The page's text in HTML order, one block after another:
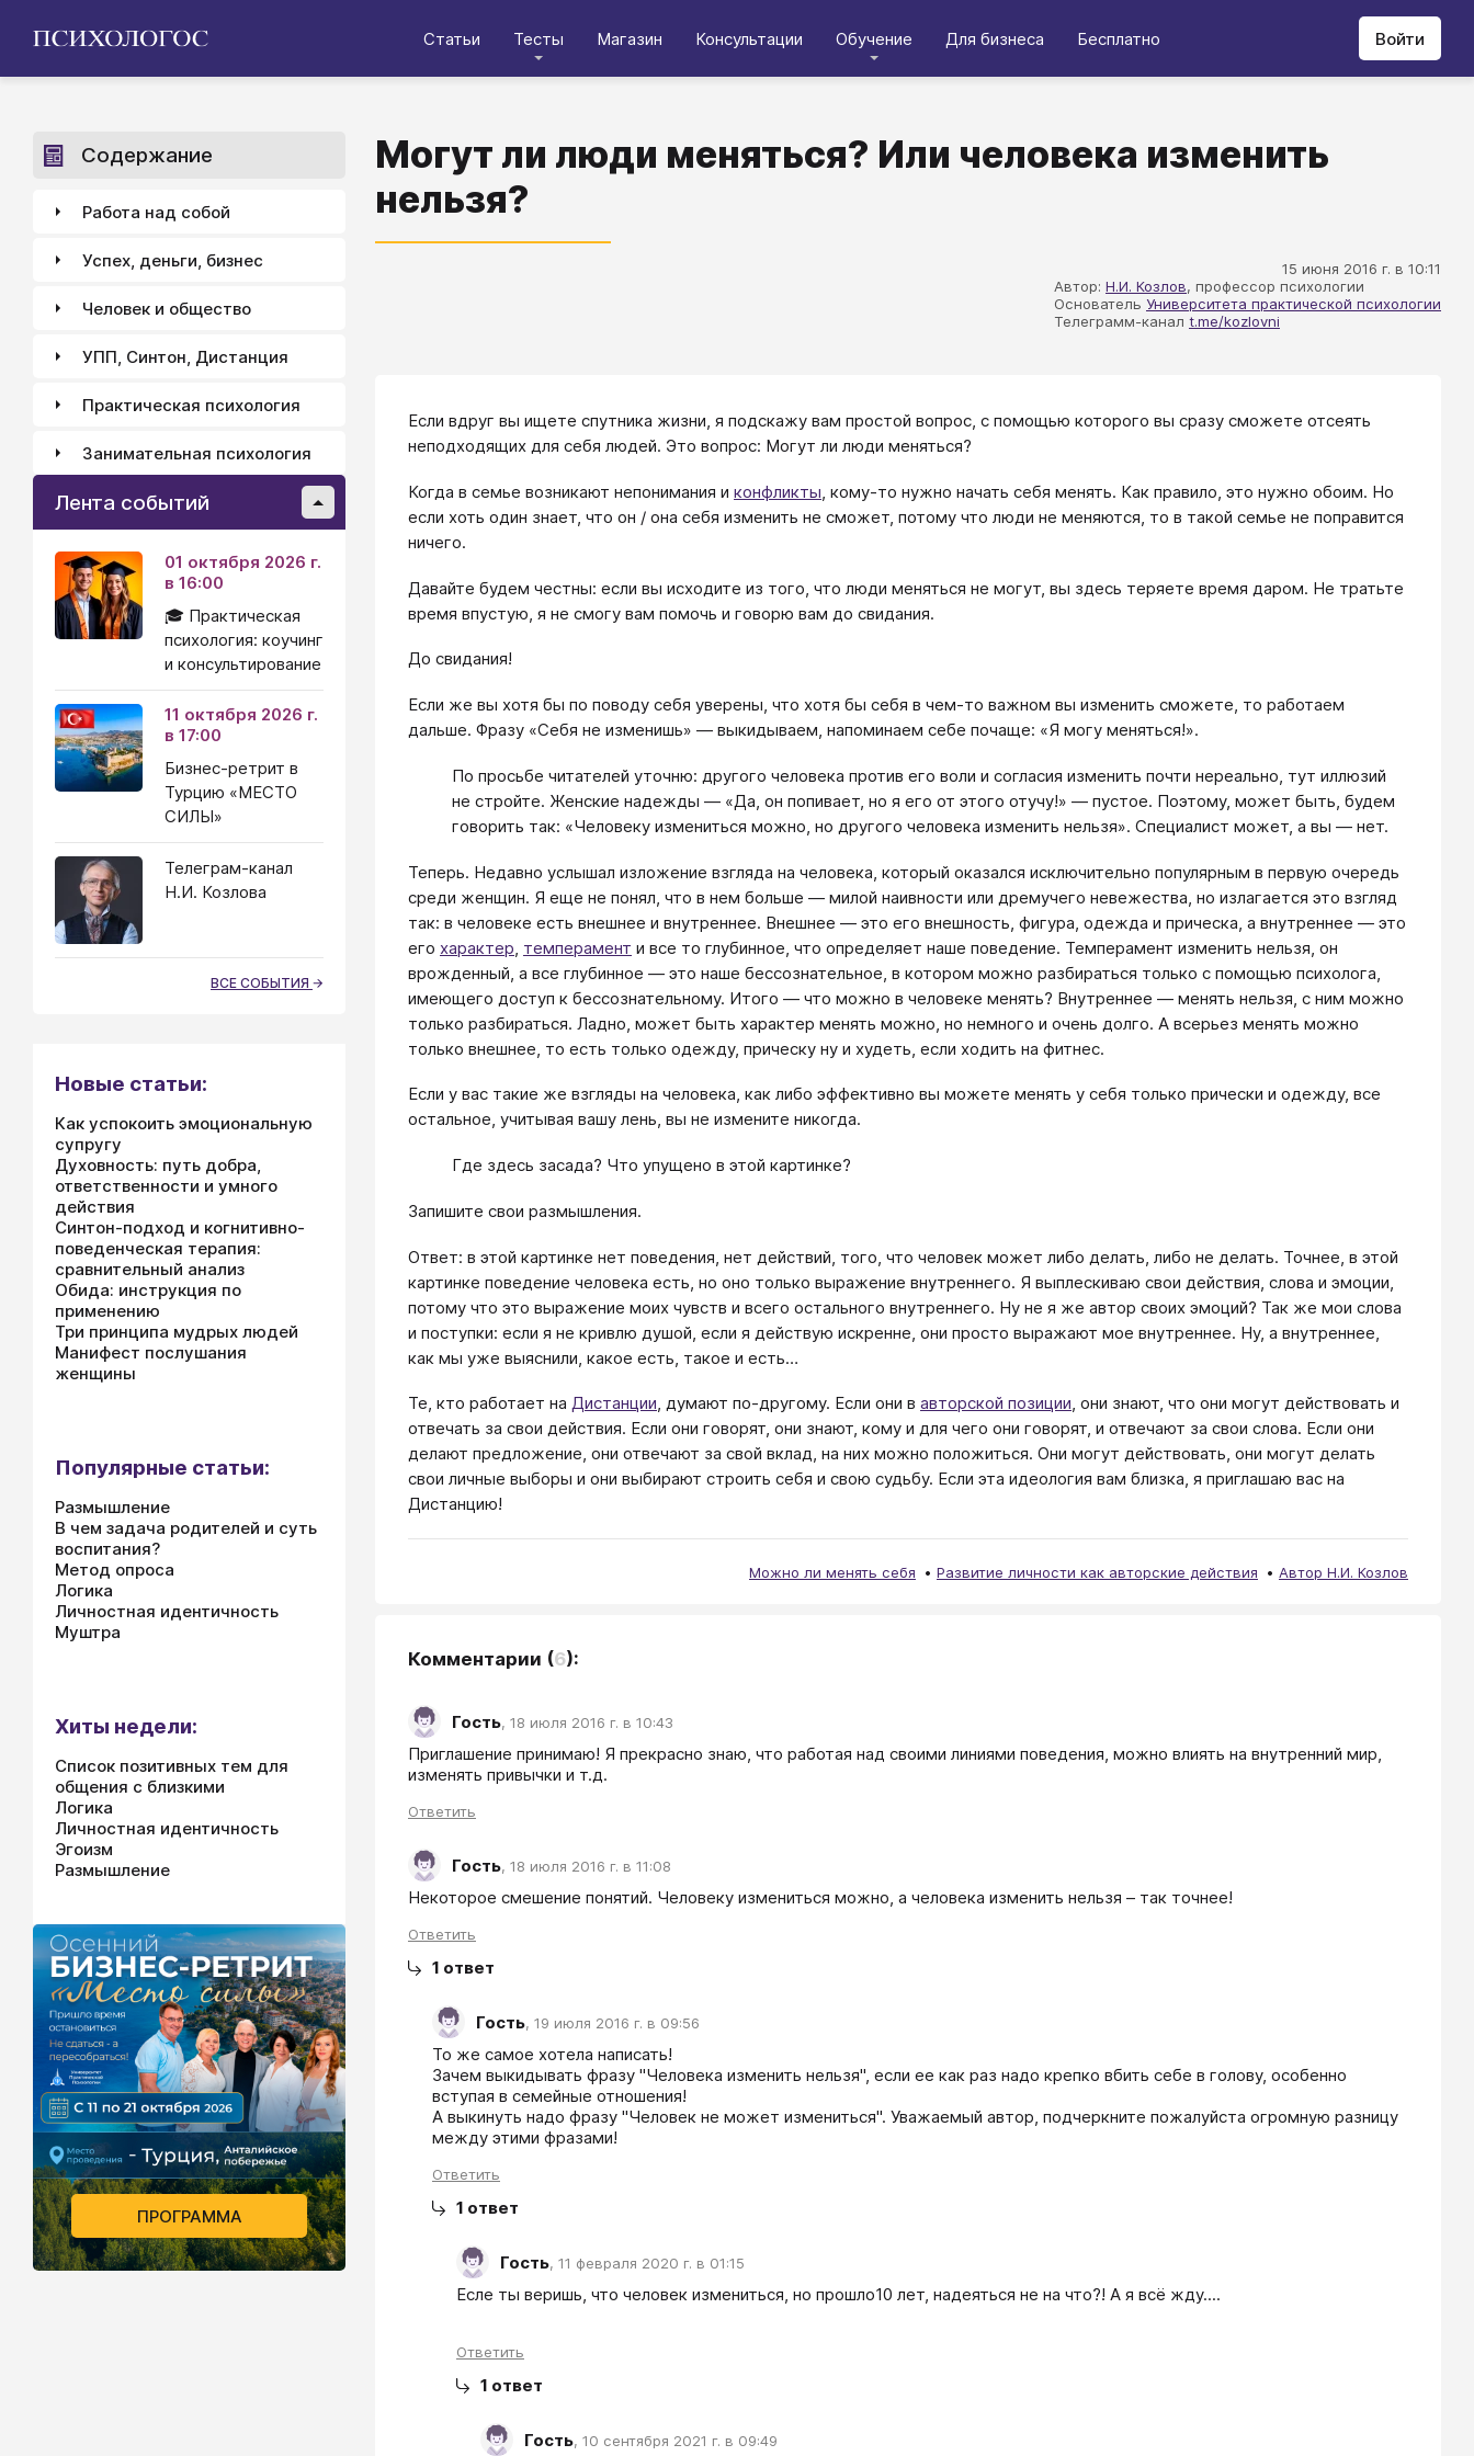
Статьи Тесты Магазин Консультации Обучение Для бизнеса Бесплатно Войти
Могут ли люди меняться? Или человека изменить
нельзя?
15 июня 2016 г. в 10:11
Автор: Н.И. Козлов, профессор психологии
Основатель Университета практической психологии
Телеграмм-канал t.me/kozlovni
Если вдруг вы ищете спутника жизни, я подскажу вам простой вопрос, с помощью которого вы сразу сможете отсеять
неподходящих для себя людей. Это вопрос: Могут ли люди меняться?
Когда в семье возникают непонимания и конфликты , кому-то нужно начать себя менять. Как правило, это нужно обоим. Но
если хоть один знает, что он / она себя изменить не сможет, потому что люди не меняются, то в такой семье не поправится
ничего.
Давайте будем честны: если вы исходите из того, что люди меняться не могут, вы здесь теряете время даром. Не тратьте
время впустую, я не смогу вам помочь и говорю вам до свидания.
До свидания!
Если же вы хотя бы по поводу себя уверены, что хотя бы себя в чем-то важном вы изменить сможете, то работаем
дальше. Фразу «Себя не изменишь» — выкидываем, напоминаем себе почаще: «Я могу меняться!».
По просьбе читателей уточню: другого человека против его воли и согласия изменить почти нереально, тут иллюзий
не стройте. Женские надежды — «Да, он попивает, но я его от этого отучу!» — пустое. Поэтому, может быть, будем
говорить так: «Человеку измениться можно, но другого человека изменить нельзя». Специалист может, а вы — нет.
Теперь. Недавно услышал изложение взгляда на человека, который оказался исключительно популярным в первую очередь
среди женщин. Я еще не понял, что в нем больше — милой наивности или дремучего невежества, но излагается это взгляд
так: в человеке есть внешнее и внутреннее. Внешнее — это его внешность, фигура, одежда и прическа, а внутреннее — это
его характер темперамент и все то глубинное, что определяет наше поведение. Темперамент изменить нельзя, он
врожденный, а все глубинное — это наше бессознательное, в котором можно разбираться только с помощью психолога,
имеющего доступ к бессознательному. Итого — что можно в человеке менять? Внутреннее — менять нельзя, с ним можно
только разбираться. Ладно, может быть характер менять можно, но немного и очень долго. А всерьез менять можно
только внешнее, то есть только одежду, прическу ну и худеть, если ходить на фитнес.
Если у вас такие же взгляды на человека, как либо эффективно вы можете менять у себя только прически и одежду, все
остальное, учитывая вашу лень, вы не измените никогда.
Где здесь засада? Что упущено в этой картинке?
Запишите свои размышления.
Ответ: в этой картинке нет поведения, нет действий, того, что человек может либо делать, либо не делать. Точнее, в этой
картинке поведение человека есть, но оно только выражение внутреннего. Я выплескиваю свои действия, слова и эмоции,
потому что это выражение моих чувств и всего остального внутреннего. Ну не я же автор своих эмоций? Так же мои слова
и поступки: если я не кривлю душой, если я действую искренне, они просто выражают мое внутреннее. Ну, а внутреннее,
как мы уже выяснили, какое есть, такое и есть…
Те, кто работает на Дистанции, думают по-другому. Если они в авторской позиции, они знают, что они могут действовать и
отвечать за свои действия. Если они говорят, они знают, кому и для чего они говорят, и отвечают за свои слова. Если они
делают предложение, они отвечают за свой вклад, на них можно положиться. Они могут действовать, они могут делать
свои личные выборы и они выбирают строить себя и свою судьбу. Если эта идеология вам близка, я приглашаю вас на
Дистанцию!
Можно ли менять себя Развитие личности как авторские действия Автор Н.И. Козлов
Комментарии (6):
Гость, 18 июля 2016 г. в 10:43
Приглашение принимаю! Я прекрасно знаю, что работая над своими линиями поведения, можно влиять на внутренний мир,
изменять привычки и т.д.
Ответить
Гость, 18 июля 2016 г. в 11:08
Некоторое смешение понятий. Человеку измениться можно, а человека изменить нельзя – так точнее!
Ответить
1 ответ
Гость, 19 июля 2016 г. в 09:56
То же самое хотела написать!
Зачем выкидывать фразу "Человека изменить нельзя", если ее как раз надо крепко вбить себе в голову, особенно
вступая в семейные отношения!
А выкинуть надо фразу "Человек не может измениться". Уважаемый автор, подчеркните пожалуйста огромную разницу
между этими фразами!
Ответить
1 ответ
Гость, 11 февраля 2020 г. в 01:15
Есле ты веришь, что человек измениться, но прошло10 лет, надеяться не на что?! А я всё жду....
Ответить
1 ответ
Гость, 10 сентября 2021 г. в 09:49
Содержание
Работа над собой
Успех, деньги, бизнес
Человек и общество
УПП, Синтон, Дистанция
Практическая психология
Занимательная психология
Лента событий
01 октября 2026 г.
в 16:00
🎓 Практическая
психология: коучинг
и консультирование
11 октября 2026 г.
в 17:00
Бизнес-ретрит в
Турцию «МЕСТО
СИЛЫ»
Телеграм-канал
Н.И. Козлова
ВСЕ СОБЫТИЯ
Новые статьи:
Как успокоить эмоциональную
супругу
Духовность: путь добра,
ответственности и умного
действия
Синтон-подход и когнитивно-
поведенческая терапия:
сравнительный анализ
Обида: инструкция по
применению
Три принципа мудрых людей
Манифест послушания
женщины
Популярные статьи:
Размышление
В чем задача родителей и суть
воспитания?
Метод опроса
Логика
Личностная идентичность
Муштра
Хиты недели:
Список позитивных тем для
общения с близкими
Логика
Личностная идентичность
Эгоизм
Размышление
ПРОГРАММА